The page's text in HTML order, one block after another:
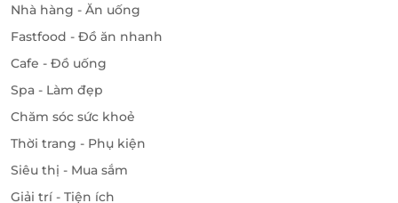
Nhà hàng - Ăn uống
Fastfood - Đồ ăn nhanh
Cafe - Đồ uống
Spa - Làm đẹp
Chăm sóc sức khoẻ
Thời trang - Phụ kiện
Siêu thị - Mua sắm
Giải trí - Tiện ích